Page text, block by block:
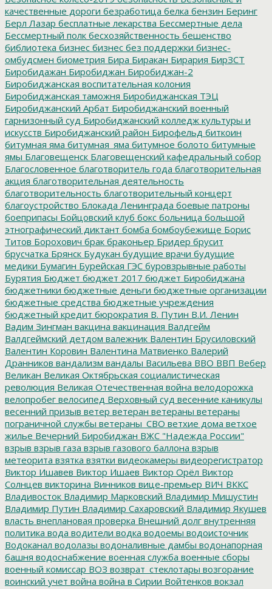
качественные дороги безработица белка бензин Беринг
Берл Лазар бесплатные лекарства Бессмертные дела
Бессмертный полк бесхозяйственность бешенство
библиотека бизнес бизнес без поддержки бизнес-
омбудсмен биометрия Бира Биракан Бирария БирЗСТ
Биробидажан Биробиджан Биробиджан-2
Биробиджанская воспитательная колония
Биробиджанская таможня Биробиджанская ТЭЦ
Биробиджанский Арбат Биробиджанский военный
гарнизонный суд Биробиджанский колледж культуры и
искусств Биробиджанский район Бирофельд биткоин
битумная яма битумная_яма битумное болото битумные
ямы Благовещенск Благовещенский кафедральный собор
Благословенное благотворитель года благотворительная
акция благотворительная деятельность
благотворительность благотворительный концерт
благоустройство Блокада Ленинграда боевые патроны
боеприпасы Бойцовский клуб бокс больница большой
этнографический диктант бомба бомбоубежище Борис
Титов Борохович брак браконьер Бридер брусит
брусчатка Брянск Будукан будущие врачи будущие
медики Бумагин Бурейская ГЭС буровзрывные работы
Бурятия Бюджет бюджет 2017 бюджет Биробиджана
бюджетники бюджетные деньги бюджетные организации
бюджетные средства бюджетные учреждения
бюджетный кредит бюрократия В. Путин В.И. Ленин
Вадим Зингман вакцина вакцинация Валдгейм
Валдгеймский детдом валежник Валентин Брусиловский
Валентин Коровин Валентина Матвиенко Валерий
Дранников вандализм вандалы Васильева ВВО ВВП Вебер
Великан Великая Октябрьская социалистическая
революция Великая Отечественная война велодорожка
велопробег велосипед Верховный суд весенние каникулы
весенний призыв ветер ветеран ветераны ветераны
пограничной службы ветераны_СВО ветхие дома ветхое
жилье Вечерний Биробиджан ВЖС "Надежда России"
взрыв взрыв газа взрыв газового баллона взрыв
метеорита взятка взятки видеокамеры видеорегистратор
Виктор Ишавев Виктор Ишаев Виктор Орёл Виктор
Солнцев викторина Винников вице-премьер ВИЧ ВККС
Владивосток Владимир Марковский Владимир Мишустин
Владимир Путин Владимир Сахаровский Владимир Якушев
власть внеплановая проверка Внешний долг внутренняя
политика вода водители водка водоемы водоисточник
Водоканал водолазы водоналивные дамбы водонапорная
башня водоснабжение военная служба военные сборы
военный комиссар ВОЗ возврат_стеклотары возгорание
воинский учет война война в Сирии Войтенков вокзал